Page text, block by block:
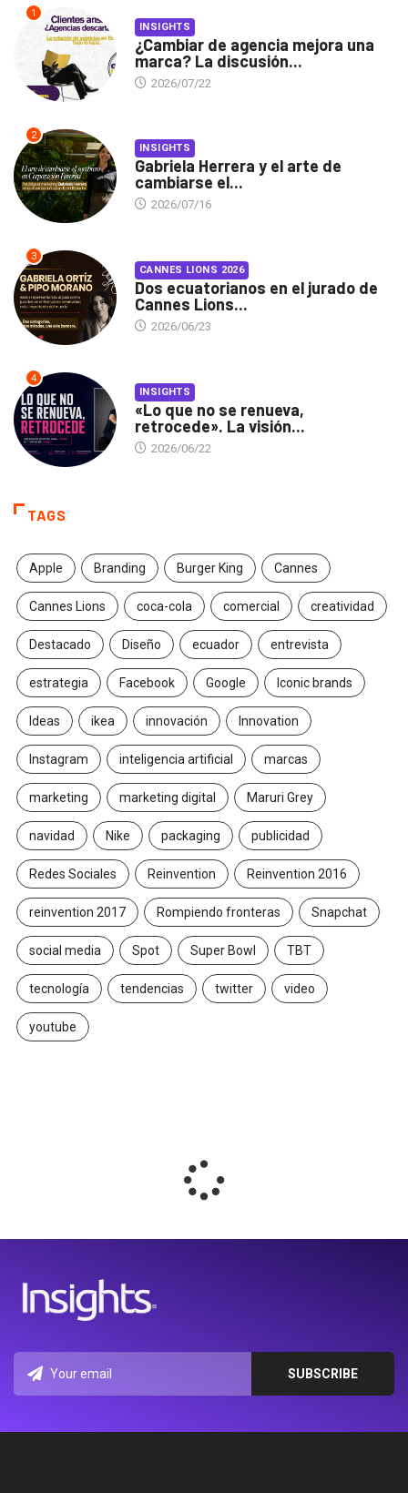
1
INSIGHTS
¿Cambiar de agencia mejora una
marca? La discusión...
2026/07/22
2
INSIGHTS
Gabriela Herrera y el arte de
cambiarse el...
2026/07/16
3
CANNES LIONS 2026
Dos ecuatorianos en el jurado de
Cannes Lions...
2026/06/23
4
INSIGHTS
«Lo que no se renueva,
retrocede». La visión...
2026/06/22
TAGS
Apple Branding Burger King Cannes
Cannes Lions coca-cola comercial creatividad
Destacado Diseño ecuador entrevista
estrategia Facebook Google Iconic brands
Ideas ikea innovación Innovation
Instagram inteligencia artificial marcas
marketing marketing digital Maruri Grey
navidad Nike packaging publicidad
Redes Sociales Reinvention Reinvention 2016
reinvention 2017 Rompiendo fronteras Snapchat
social media Spot Super Bowl TBT
tecnología tendencias twitter video
youtube